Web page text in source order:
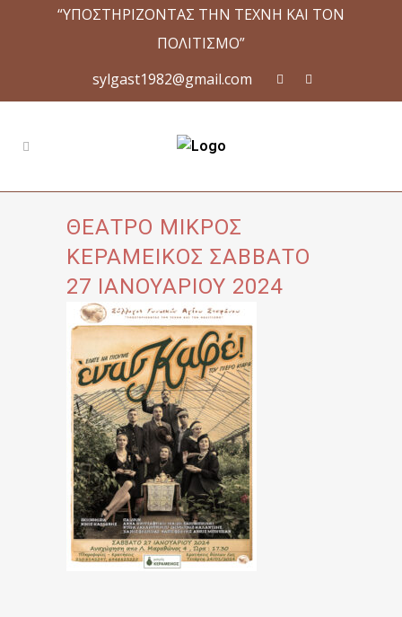
“ΥΠΟΣΤΗΡΙΖΟΝΤΑΣ ΤΗΝ ΤΕΧΝΗ ΚΑΙ ΤΟΝ
ΠΟΛΙΤΙΣΜΟ”
sylgast1982@gmail.com
ΘΕΑΤΡΟ ΜΙΚΡΟΣ
ΚΕΡΑΜΕΙΚΟΣ ΣΑΒΒΑΤΟ
27 ΙΑΝΟΥΑΡΙΟΥ 2024